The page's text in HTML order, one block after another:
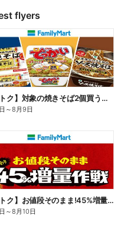
flyers
【おトク】対象の焼きそば2個買うと100円引き!
～8月9日
【おトク】お値段そのまま!45%増量作戦!
～8月10日